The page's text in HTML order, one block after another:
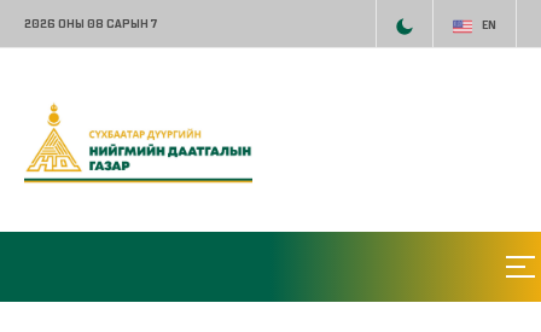
2026 ОНЫ 08 САРЫН 7 EN